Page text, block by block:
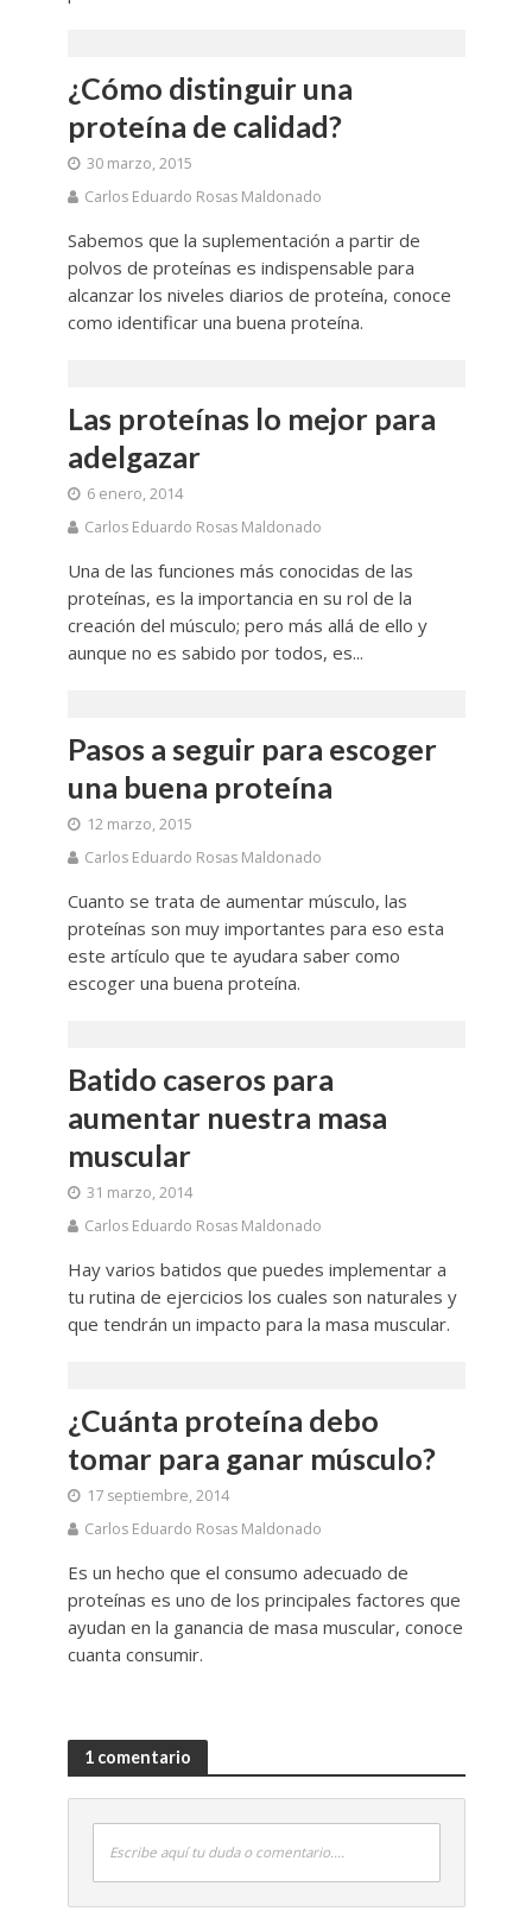
¿Cómo distinguir una
proteína de calidad?
30 marzo, 2015
Carlos Eduardo Rosas Maldonado
Sabemos que la suplementación a partir de
polvos de proteínas es indispensable para
alcanzar los niveles diarios de proteína, conoce
como identificar una buena proteína.
Las proteínas lo mejor para
adelgazar
6 enero, 2014
Carlos Eduardo Rosas Maldonado
Una de las funciones más conocidas de las
proteínas, es la importancia en su rol de la
creación del músculo; pero más allá de ello y
aunque no es sabido por todos, es...
Pasos a seguir para escoger
una buena proteína
12 marzo, 2015
Carlos Eduardo Rosas Maldonado
Cuanto se trata de aumentar músculo, las
proteínas son muy importantes para eso esta
este artículo que te ayudara saber como
escoger una buena proteína.
Batido caseros para
aumentar nuestra masa
muscular
31 marzo, 2014
Carlos Eduardo Rosas Maldonado
Hay varios batidos que puedes implementar a
tu rutina de ejercicios los cuales son naturales y
que tendrán un impacto para la masa muscular.
¿Cuánta proteína debo
tomar para ganar músculo?
17 septiembre, 2014
Carlos Eduardo Rosas Maldonado
Es un hecho que el consumo adecuado de
proteínas es uno de los principales factores que
ayudan en la ganancia de masa muscular, conoce
cuanta consumir.
1 comentario
Escribe aquí tu duda o comentario....